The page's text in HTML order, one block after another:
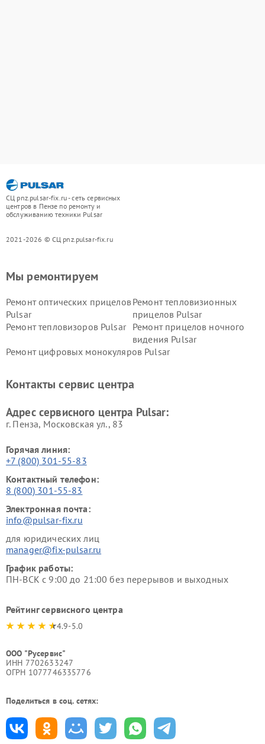
СЦ pnz.pulsar-fix.ru - сеть сервисных
центров в Пензе по ремонту и
обслуживанию техники Pulsar
2021-2026 © СЦ pnz.pulsar-fix.ru
Мы ремонтируем
Ремонт оптических прицелов
Pulsar
Ремонт тепловизионных
прицелов Pulsar
Ремонт тепловизоров Pulsar
Ремонт прицелов ночного
видения Pulsar
Ремонт цифровых монокуляров Pulsar
Контакты сервис центра
Адрес сервисного центра Pulsar:
г. Пенза, Московская ул., 83
Горячая линия:
+7 (800) 301-55-83
Контактный телефон:
8 (800) 301-55-83
Электронная почта:
info@pulsar-fix.ru
для юридических лиц
manager@fix-pulsar.ru
График работы:
ПН-ВСК с 9:00 до 21:00 без перерывов и выходных
Рейтинг сервисного центра
4.9-5.0
ООО "Русервис"
ИНН 7702633247
ОГРН 1077746335776
Поделиться в соц. сетях: